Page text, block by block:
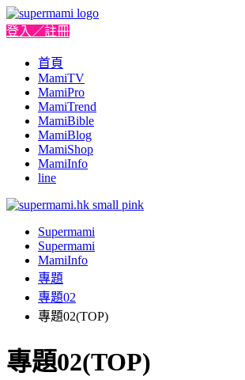
登入／註冊
首頁
MamiTV
MamiPro
MamiTrend
MamiBible
MamiBlog
MamiShop
MamiInfo
line
Supermami
Supermami
MamiInfo
專題
專題02
專題02(TOP)
專題02(TOP)